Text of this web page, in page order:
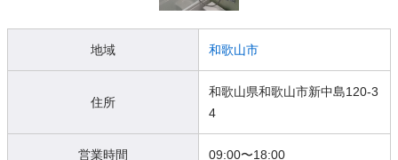
地域 和歌山市
住所
和歌山県和歌山市新中島120-3
4
営業時間 09:00〜18:00